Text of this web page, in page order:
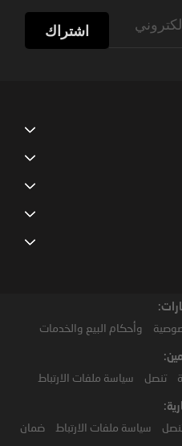
اشتراك
وأحكام البيع والخدمات
تنصل سياسة ملفات الارتباط
سياسة ملفات الارتباط ضمان